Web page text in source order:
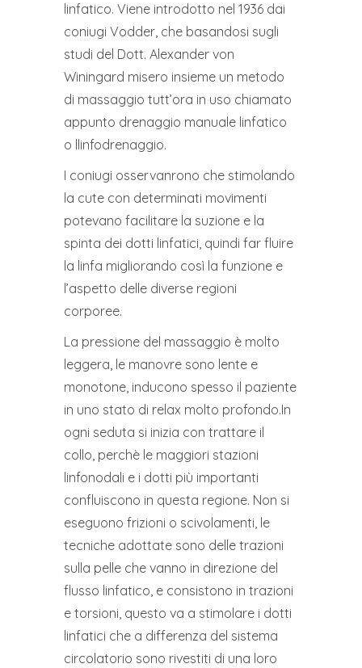
linfatico. Viene introdotto nel 1936 dai
coniugi Vodder, che basandosi sugli
studi del Dott. Alexander von
Winingard misero insieme un metodo
di massaggio tutt’ora in uso chiamato
appunto drenaggio manuale linfatico
o llinfodrenaggio.
I coniugi osservanrono che stimolando
la cute con determinati movimenti
potevano facilitare la suzione e la
spinta dei dotti linfatici, quindi far fluire
la linfa migliorando così la funzione e
l’aspetto delle diverse regioni
corporee.
La pressione del massaggio è molto
leggera, le manovre sono lente e
monotone, inducono spesso il paziente
in uno stato di relax molto profondo.In
ogni seduta si inizia con trattare il
collo, perchè le maggiori stazioni
linfonodali e i dotti più importanti
confluiscono in questa regione. Non si
eseguono frizioni o scivolamenti, le
tecniche adottate sono delle trazioni
sulla pelle che vanno in direzione del
flusso linfatico, e consistono in trazioni
e torsioni, questo va a stimolare i dotti
linfatici che a differenza del sistema
circolatorio sono rivestiti di una loro